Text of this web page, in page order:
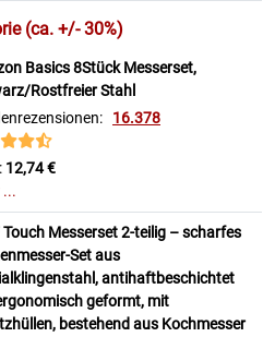
(ca. +/- 30%)
Basics 8Stück Messerset,
Rostfreier Stahl
16.378
12,74 €
...
Touch Messerset 2-teilig – scharfes
Set aus
antihaftbeschichtet
geformt, mit
bestehend aus Kochmesser